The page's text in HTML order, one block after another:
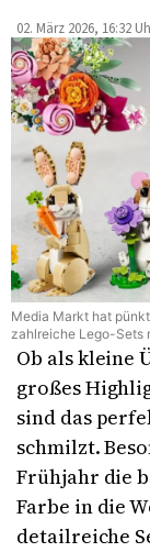
02. März 2026, 16:32
Media Markt hat
zahlreiche Lego-Sets
Ob als kleine
großes
sind das
schmilzt.
Frühjahr die
Farbe in die
detailreiche